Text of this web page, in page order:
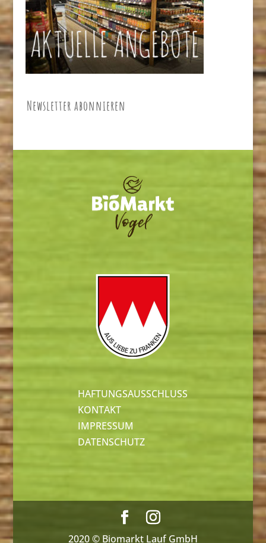
Newsletter abonnieren
HAFTUNGSAUSSCHLUSS
KONTAKT
IMPRESSUM
DATENSCHUTZ
2020 © Biomarkt Lauf GmbH